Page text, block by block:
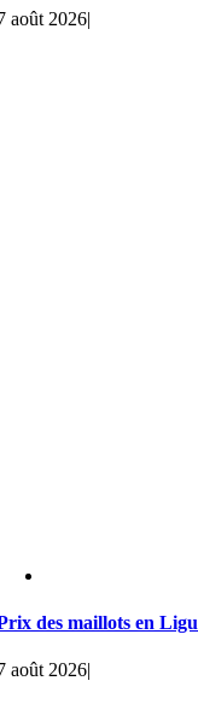
août 2026|
des maillots en
août 2026|